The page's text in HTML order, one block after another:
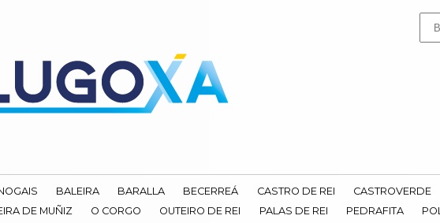
BALEIRA BARALLA BECERREÁ CASTRO DE REI CASTROVERDE
DE MUÑIZ O CORGO OUTEIRO DE REI PALAS DE REI PEDRAFITA POL